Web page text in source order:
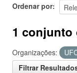
Ordenar por
1 conjunto
Organizações:
Filtrar